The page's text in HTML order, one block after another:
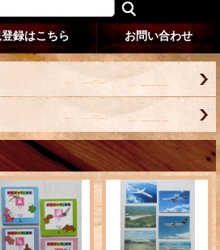
録はこちら お問い合わせ